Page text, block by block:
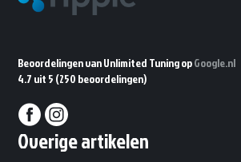
Beoordelingen van Unlimited Tuning opGoogle.nl
4.7 uit 5 (250 beoordelingen)
Overige artikelen